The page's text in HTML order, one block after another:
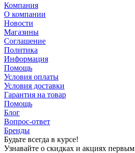
Компания
О компании
Новости
Магазины
Соглашение
Политика
Информация
Помощь
Условия оплаты
Условия доставки
Гарантия на товар
Помощь
Блог
Вопрос-ответ
Бренды
Будьте всегда в курсе!
Узнавайте о скидках и акциях первым